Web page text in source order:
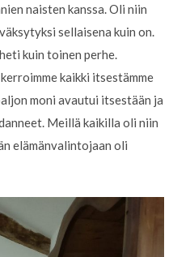
naisten kanssa. Oli niin
sellaisena kuin on.
kuin toinen perhe.
kaikki itsestämme
moni avautui itsestään ja
Meillä kaikilla oli niin
elämänvalintojaan oli